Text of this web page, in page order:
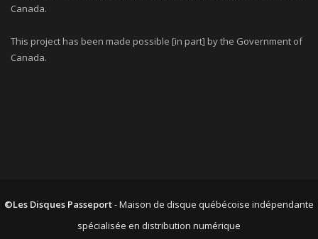
Canada.
This project has been made possible [in part] by the Government of
Canada.
©Les Disques Passeport- Maison de disque québécoise indépendante
spécialisée en distribution numérique